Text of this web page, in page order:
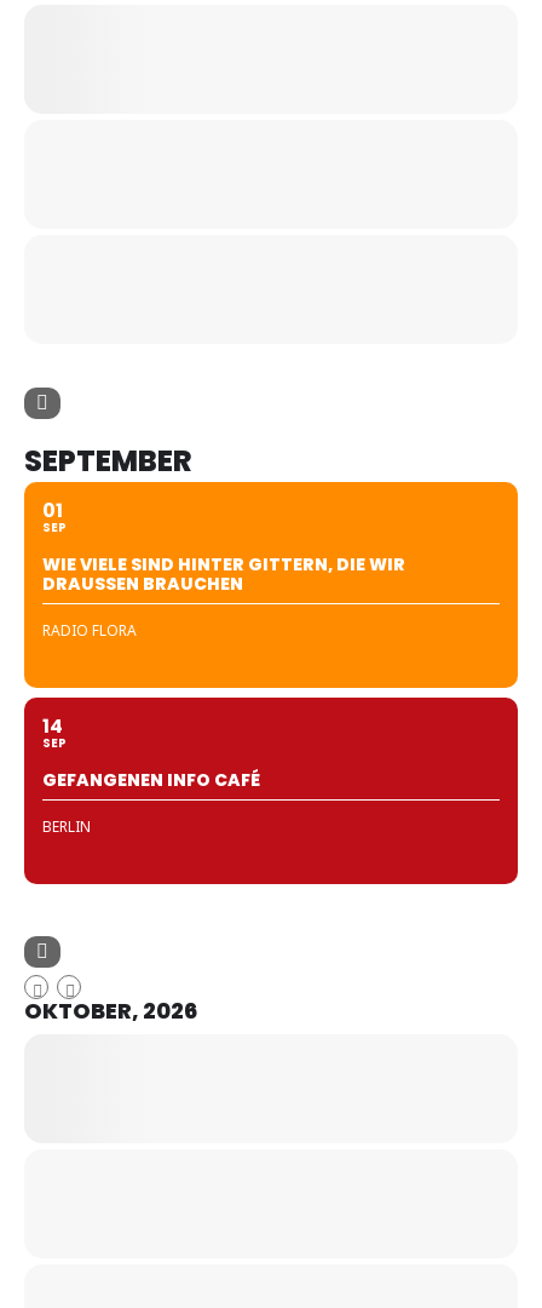
SEPTEMBER
01
SEP
WIE VIELE SIND HINTER GITTERN, DIE WIR
DRAUSSEN BRAUCHEN
RADIO FLORA
14
SEP
GEFANGENEN INFO CAFÉ
BERLIN
OKTOBER, 2026